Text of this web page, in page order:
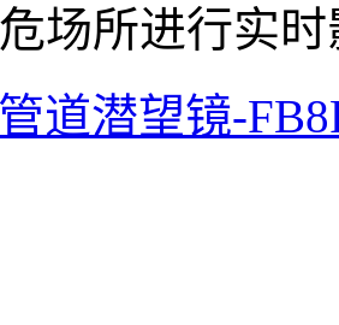
场所进行实
道潜望镜-